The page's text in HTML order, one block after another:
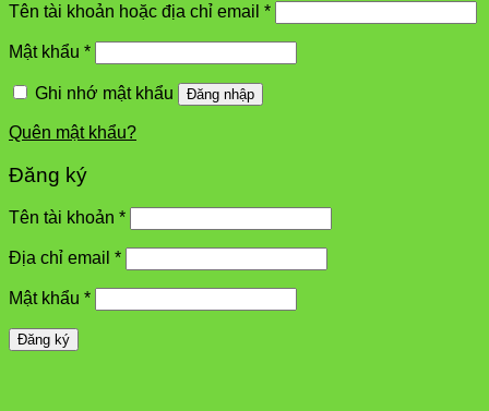
Tên tài khoản hoặc địa chỉ email *
Mật khẩu *
Ghi nhớ mật khẩu Đăng nhập
Quên mật khẩu?
Đăng ký
Tên tài khoản *
Địa chỉ email *
Mật khẩu *
Đăng ký